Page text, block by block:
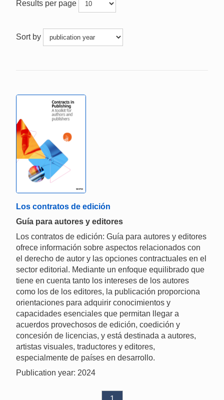
Results per page
Sort by
Los contratos de edición
Guía para autores y editores
Los contratos de edición: Guía para autores y editores
ofrece información sobre aspectos relacionados con
el derecho de autor y las opciones contractuales en el
sector editorial. Mediante un enfoque equilibrado que
tiene en cuenta tanto los intereses de los autores
como los de los editores, la publicación proporciona
orientaciones para adquirir conocimientos y
capacidades esenciales que permitan llegar a
acuerdos provechosos de edición, coedición y
concesión de licencias, y está destinada a autores,
artistas visuales, traductores y editores,
especialmente de países en desarrollo.
Publication year: 2024